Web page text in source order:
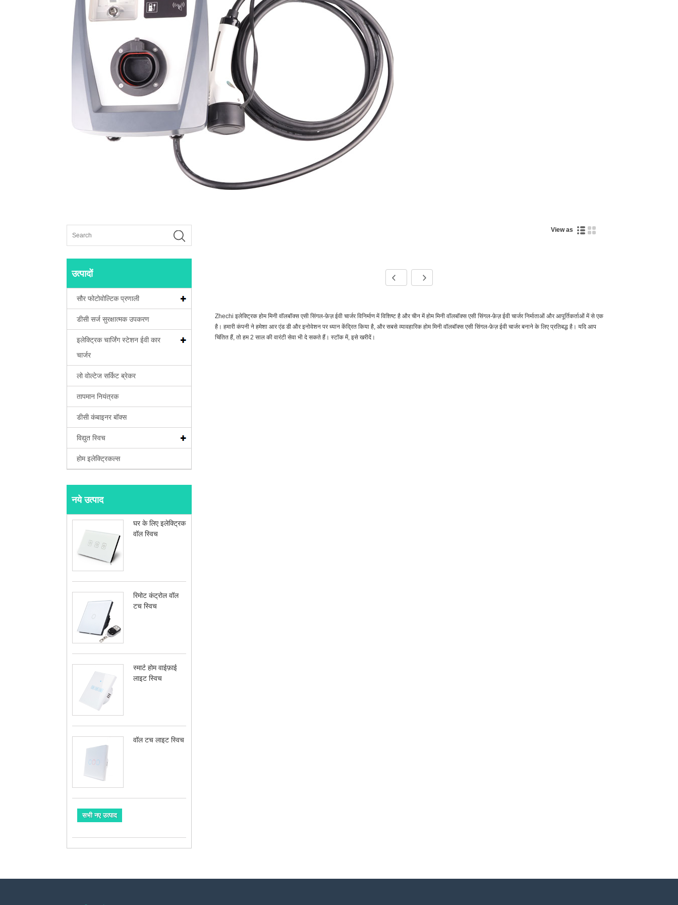
उत्पादों
सौर फोटोवोल्टिक प्रणाली
डीसी सर्ज सुरक्षात्मक उपकरण
इलेक्ट्रिक चार्जिंग स्टेशन ईवी कार
चार्जर
लो वोल्टेज सर्किट ब्रेकर
तापमान नियंत्रक
डीसी कंबाइनर बॉक्स
विद्युत स्विच
होम इलेक्ट्रिकल्स
नये उत्पाद
घर के लिए इलेक्ट्रिक
वॉल स्विच
रिमोट कंट्रोल वॉल
टच स्विच
स्मार्ट होम वाईफ़ाई
लाइट स्विच
वॉल टच लाइट स्विच
सभी नए उत्पाद
View as
Zhechi इलेक्ट्रिक होम मिनी वॉलबॉक्स एसी सिंगल-फ़ेज़ ईवी चार्जर विनिर्माण में विशिष्ट है और चीन में होम मिनी वॉलबॉक्स एसी सिंगल-फ़ेज़ ईवी चार्जर निर्माताओं और आपूर्तिकर्ताओं में से एक
है। हमारी कंपनी ने हमेशा आर एंड डी और इनोवेशन पर ध्यान केंद्रित किया है, और सबसे व्यावहारिक होम मिनी वॉलबॉक्स एसी सिंगल-फ़ेज़ ईवी चार्जर बनाने के लिए प्रतिबद्ध है। यदि आप
चिंतित हैं, तो हम 2 साल की वारंटी सेवा भी दे सकते हैं। स्टॉक में, इसे खरीदें।